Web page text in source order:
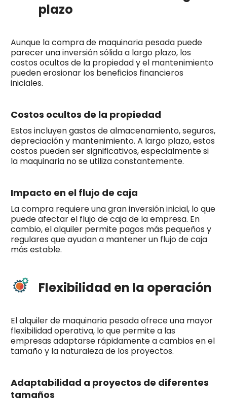
plazo
Aunque la compra de maquinaria pesada puede
parecer una inversión sólida a largo plazo, los
costos ocultos de la propiedad y el mantenimiento
pueden erosionar los beneficios financieros
iniciales.
Costos ocultos de la propiedad
Estos incluyen gastos de almacenamiento, seguros,
depreciación y mantenimiento. A largo plazo, estos
costos pueden ser significativos, especialmente si
la maquinaria no se utiliza constantemente.
Impacto en el flujo de caja
La compra requiere una gran inversión inicial, lo que
puede afectar el flujo de caja de la empresa. En
cambio, el alquiler permite pagos más pequeños y
regulares que ayudan a mantener un flujo de caja
más estable.
Flexibilidad en la operación
El alquiler de maquinaria pesada ofrece una mayor
flexibilidad operativa, lo que permite a las
empresas adaptarse rápidamente a cambios en el
tamaño y la naturaleza de los proyectos.
Adaptabilidad a proyectos de diferentes
tamaños